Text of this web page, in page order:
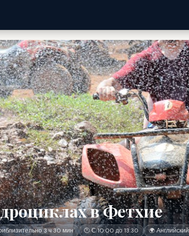
в Фетхие
3 ч 30 мин 🕐 С 10:00 до 13:30 🌍 Английский